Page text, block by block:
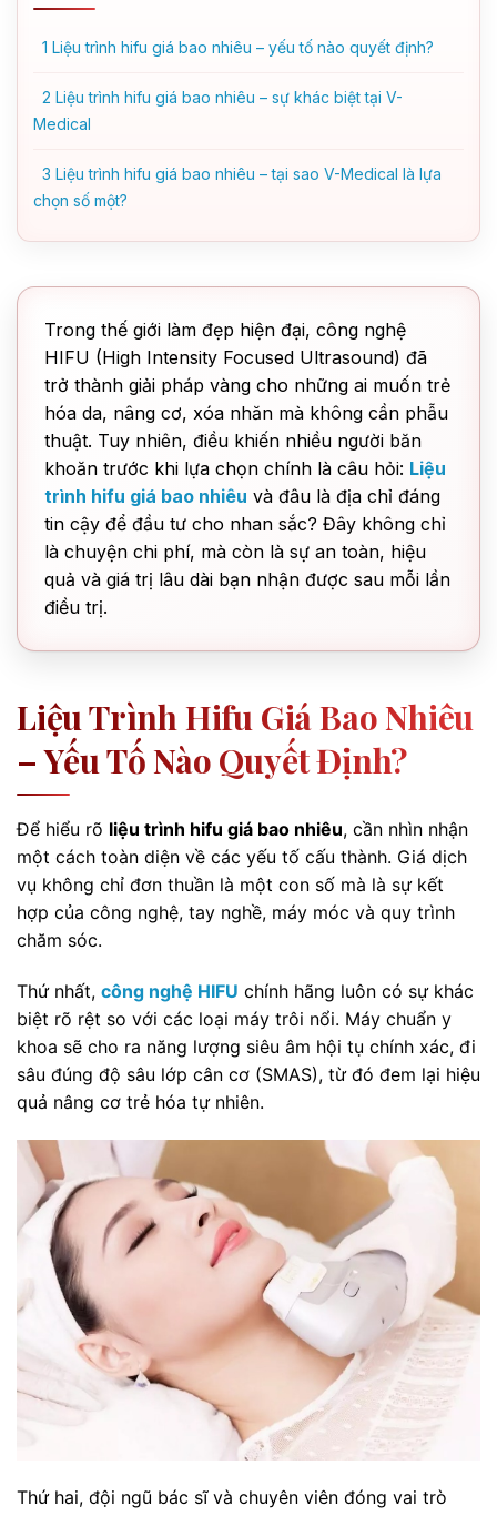
1 Liệu trình hifu giá bao nhiêu – yếu tố nào quyết định?
2 Liệu trình hifu giá bao nhiêu – sự khác biệt tại V-
Medical
3 Liệu trình hifu giá bao nhiêu – tại sao V-Medical là lựa
chọn số một?
Trong thế giới làm đẹp hiện đại, công nghệ
HIFU (High Intensity Focused Ultrasound) đã
trở thành giải pháp vàng cho những ai muốn trẻ
hóa da, nâng cơ, xóa nhăn mà không cần phẫu
thuật. Tuy nhiên, điều khiến nhiều người băn
khoăn trước khi lựa chọn chính là câu hỏi: Liệu
trình hifu giá bao nhiêu và đâu là địa chỉ đáng
tin cậy để đầu tư cho nhan sắc? Đây không chỉ
là chuyện chi phí, mà còn là sự an toàn, hiệu
quả và giá trị lâu dài bạn nhận được sau mỗi lần
điều trị.
Liệu Trình Hifu Giá Bao Nhiêu
– Yếu Tố Nào Quyết Định?
Để hiểu rõ liệu trình hifu giá bao nhiêu, cần nhìn nhận
một cách toàn diện về các yếu tố cấu thành. Giá dịch
vụ không chỉ đơn thuần là một con số mà là sự kết
hợp của công nghệ, tay nghề, máy móc và quy trình
chăm sóc.
Thứ nhất, công nghệ HIFU chính hãng luôn có sự khác
biệt rõ rệt so với các loại máy trôi nổi. Máy chuẩn y
khoa sẽ cho ra năng lượng siêu âm hội tụ chính xác, đi
sâu đúng độ sâu lớp cân cơ (SMAS), từ đó đem lại hiệu
quả nâng cơ trẻ hóa tự nhiên.
Thứ hai, đội ngũ bác sĩ và chuyên viên đóng vai trò